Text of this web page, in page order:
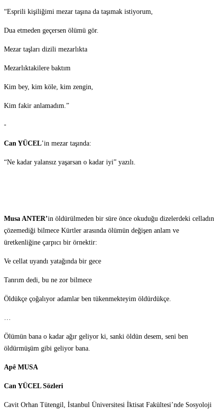
“Esprili kişiliğimi mezar taşına da taşımak istiyorum,
Dua etmeden geçersen ölümü gör.
Mezar taşları dizili mezarlıkta
Mezarlıktakilere baktım
Kim bey, kim köle, kim zengin,
Kim fakir anlamadım.”
-
Can YÜCEL’in mezar taşında:
“Ne kadar yalansız yaşarsan o kadar iyi” yazılı.
Musa ANTER’in öldürülmeden bir süre önce okuduğu dizelerdeki celladın
çözemediği bilmece Kürtler arasında ölümün değişen anlam ve
üretkenliğine çarpıcı bir örnektir:
Ve cellat uyandı yatağında bir gece
Tanrım dedi, bu ne zor bilmece
Öldükçe çoğalıyor adamlar ben tükenmekteyim öldürdükçe.
…
Ölümün bana o kadar ağır geliyor ki, sanki öldün desem, seni ben
öldürmüşüm gibi geliyor bana.
Apê MUSA
Can YÜCEL Sözleri
Cavit Orhan Tütengil, İstanbul Üniversitesi İktisat Fakültesi’nde Sosyoloji